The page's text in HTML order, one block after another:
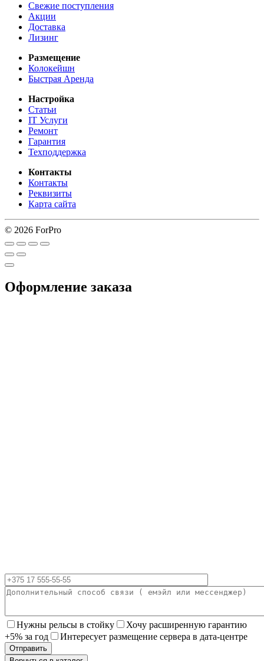
Свежие поступления
Акции
Доставка
Лизинг
Размещение
Колокейшн
Быстрая Аренда
Настройка
Статьи
IT Услуги
Ремонт
Гарантия
Техподдержка
Контакты
Контакты
Реквизиты
Карта сайта
© 2026 ForPro
Оформление заказа
Нужны рельсы в стойку
Хочу расширенную гарантию
+5% за год
Интересует размещение сервера в дата-центре